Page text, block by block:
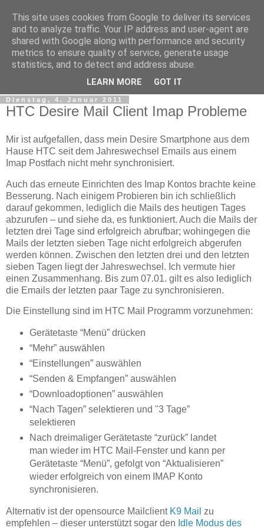
tobsen.de
Dinge die das Leben erleichtern, Wissenswertes, C# und
Dienstag, 4. Januar 2011
HTC Desire Mail Client Imap Probleme
Mir ist aufgefallen, dass mein Desire Smartphone aus dem
Hause HTC seit dem Jahreswechsel Emails aus einem
Imap Postfach nicht mehr synchronisiert.
Auch das erneute Einrichten des Imap Kontos brachte keine
Besserung. Nach einigem Probieren bin ich schließlich
darauf gekommen, lediglich die Mails des heutigen Tages
abzurufen – und siehe da, es funktioniert. Auch die Mails der
letzten drei Tage sind erfolgreich abrufbar; wohingegen die
Mails der letzten sieben Tage nicht erfolgreich abgerufen
werden können. Zwischen den letzten drei und den letzten
sieben Tagen liegt der Jahreswechsel. Ich vermute hier
einen Zusammenhang. Bis zum 07.01. gilt es also lediglich
die Emails der letzten paar Tage zu synchronisieren.
Die Einstellung sind im HTC Mail Programm vorzunehmen:
Gerätetaste “Menü” drücken
“Mehr” auswählen
“Einstellungen” auswählen
“Senden & Empfangen” auswählen
“Downloadoptionen” auswählen
“Nach Tagen” selektieren und "3 Tage”
selektieren
Nach dreimaliger Gerätetaste “zurück” landet
man wieder im HTC Mail-Fenster und kann per
Gerätetaste “Menü”, gefolgt von “Aktualisieren”
wieder erfolgreich von einem IMAP Konto
synchronisieren.
Alternativ ist der opensource Mailclient K9 Mail zu
empfehlen – dieser unterstützt sogar den Idle Modus des
This site uses cookies from Google to deliver its services
and to analyze traffic. Your IP address and user-agent are
shared with Google along with performance and security
metrics to ensure quality of service, generate usage
statistics, and to detect and address abuse.
LEARN MORE GOT IT